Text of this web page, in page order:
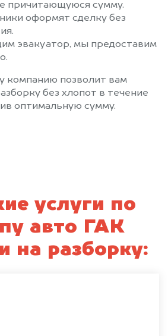
причитающуюся сумму.
оформят сделку без
эвакуатор, мы предоставим
компанию позволит вам
без хлопот в течение
оптимальную сумму.
услуги по
авто ГАК
на разборку: